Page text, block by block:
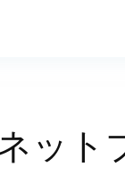
ット